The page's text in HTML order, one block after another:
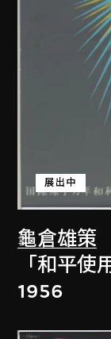
龜倉雄策
展出中
「和平使
1956